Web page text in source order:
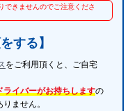
できませんのでご注意くださ
する】
をご利用頂くと、ご自宅
ライバーがお持ちしますの
ません。